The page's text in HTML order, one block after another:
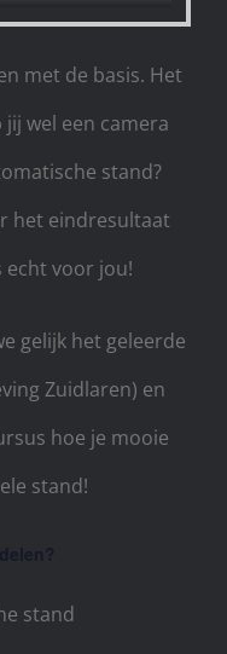
met de basis. Het
wel een camera
stand?
het eindresultaat
echt voor jou!
gelijk het geleerde
Zuidlaren) en
hoe je mooie
stand!
stand